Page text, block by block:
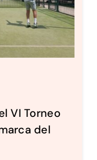
VI Torneo
del